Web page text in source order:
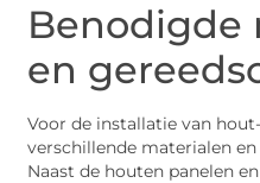
Benodigde
en
Voor de installatie van
verschillende materialen
Naast de houten panelen